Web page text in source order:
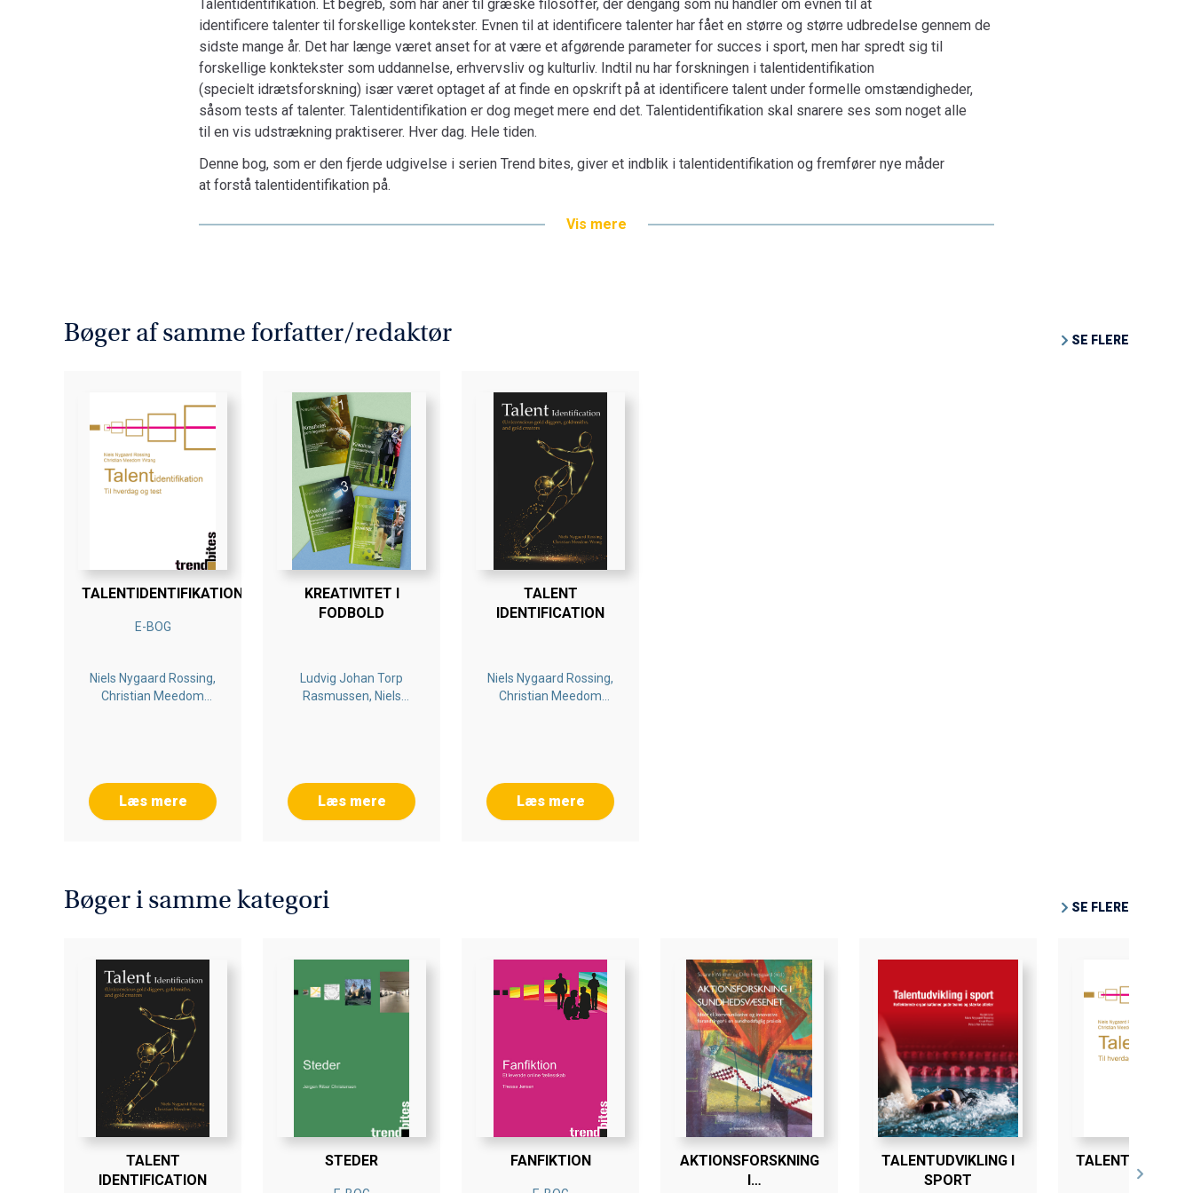
Talentidentifikation. Et begreb, som har aner til græske filosoffer, der dengang som nu handler om evnen til at
identificere talenter til forskellige kontekster. Evnen til at identificere talenter har fået en større og større udbredelse gennem de
sidste mange år. Det har længe været anset for at være et afgørende parameter for succes i sport, men har spredt sig til
forskellige konktekster som uddannelse, erhvervsliv og kulturliv. Indtil nu har forskningen i talentidentifikation
(specielt idrætsforskning) især været optaget af at finde en opskrift på at identificere talent under formelle om­stæn­dig­he­der,
såsom tests af talenter. Ta­lent­i­den­ti­fi­ka­ti­on er dog meget mere end det. Ta­lent­i­den­ti­fi­ka­ti­on skal snarere ses som noget alle
til en vis udstrækning praktiserer. Hver dag. Hele tiden.
Denne bog, som er den fjerde udgivelse i serien Trend bites, giver et indblik i talentidentifikation og fremfører nye måder
at forstå talentidentifikation på.
Vis mere
Bøger af samme forfatter/redaktør SE FLERE
TALENTIDENTIFIKATION
E-BOG
Niels Nygaard Rossing,
Christian Meedom
Læs mere
KREATIVITET I
FODBOLD
Ludvig Johan Torp
Rasmussen, Niels
Læs mere
TALENT
IDENTIFICATION
Niels Nygaard Rossing,
Christian Meedom
Læs mere
Bøger i samme kategori SE FLERE
TALENT
IDENTIFICATION
STEDER FANFIKTION
AKTIONSFORSKNING
I
TALENTUDVIKLING I
SPORT